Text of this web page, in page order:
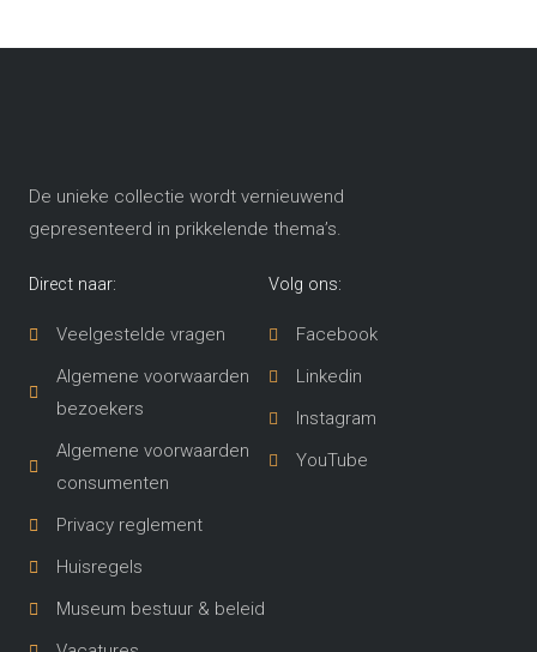
De unieke collectie wordt vernieuwend
gepresenteerd in prikkelende thema’s​.
Direct naar:
Veelgestelde vragen
Algemene voorwaarden
bezoekers
Algemene voorwaarden
consumenten
Privacy reglement
Huisregels
Museum bestuur & beleid
Volg ons:
Facebook
Linkedin
Instagram
YouTube